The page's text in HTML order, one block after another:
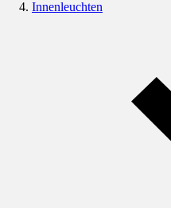
Innenleuchten